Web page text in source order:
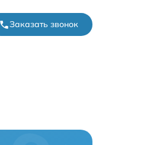
Заказать звонок